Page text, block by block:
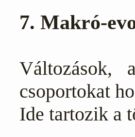
7. Makró-
Változások,
csoportokat
Ide tartozik a